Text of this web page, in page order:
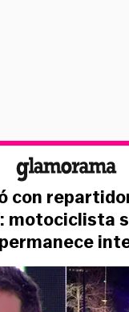
con
motociclista